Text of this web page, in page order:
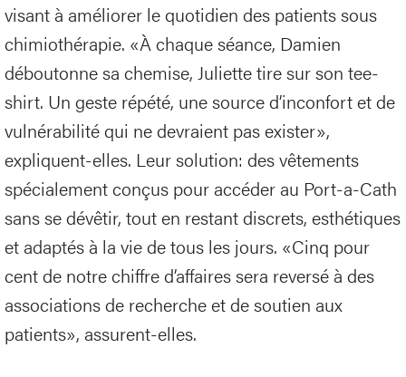
visant à améliorer le quotidien des patients sous
chimiothérapie. «À chaque séance, Damien
déboutonne sa chemise, Juliette tire sur son tee-
shirt. Un geste répété, une source d’inconfort et de
vulnérabilité qui ne devraient pas exister»,
expliquent-elles. Leur solution: des vêtements
spécialement conçus pour accéder au Port-a-Cath
sans se dévêtir, tout en restant discrets, esthétiques
et adaptés à la vie de tous les jours. «Cinq pour
cent de notre chiffre d’affaires sera reversé à des
associations de recherche et de soutien aux
patients», assurent-elles.